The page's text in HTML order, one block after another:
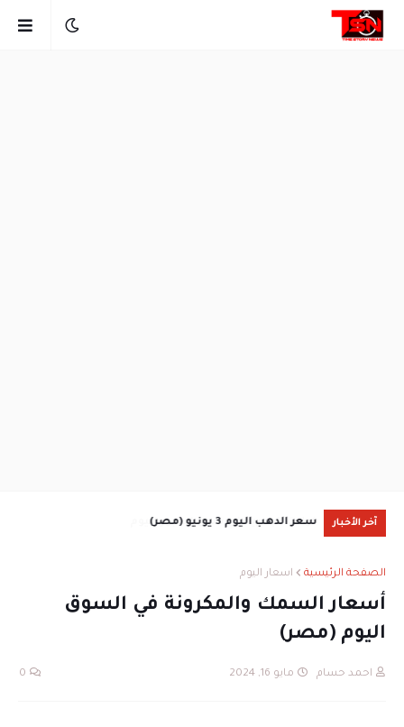
آخر الأخبار سعر الدهب اليوم 3 يونيو (مصر)
الصفحة الرئيسية اسعار اليوم
أسعار السمك والمكرونة في السوق
اليوم (مصر)
احمد حسام مايو 16, 2024 0